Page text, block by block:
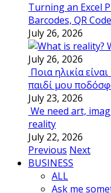
Turning an Excel
Barcodes, QR
July 26, 2026
July 26, 2026
Ποια ηλικία
παιδί μου
July 23, 2026
We need art,
reality
July 22, 2026
Previous Next
BUSINESS
ALL
Ask me